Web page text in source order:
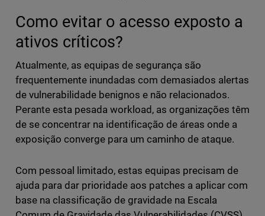
Como evitar o acesso exposto a
ativos críticos?
Atualmente, as equipas de segurança são
frequentemente inundadas com demasiados alertas
de vulnerabilidade benignos e não relacionados.
Perante esta pesada workload, as organizações têm
de se concentrar na identificação de áreas onde a
exposição converge para um caminho de ataque.
Com pessoal limitado, estas equipas precisam de
ajuda para dar prioridade aos patches a aplicar com
base na classificação de gravidade na Escala